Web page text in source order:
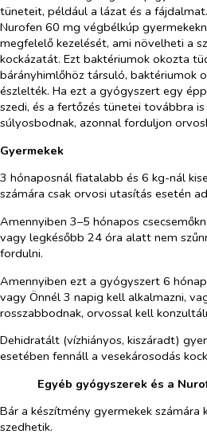
tüneteit, például a lázat és a
Nurofen 60 mg végbélkúp
megfelelő kezelését, ami növelheti a
kockázatát. Ezt baktériumok okozta
bárányhimlőhöz társuló, baktériumok
észlelték. Ha ezt a gyógyszert egy
szedi, és a fertőzés tünetei továbbra
súlyosbodnak, azonnal forduljon
Gyermekek
3 hónaposnál fiatalabb és 6 kg-nál
számára csak orvosi utasítás esetén
Amennyiben 3–5 hónapos
vagy legkésőbb 24 óra alatt nem
fordulni.
Amennyiben ezt a gyógyszert 6
vagy Önnél 3 napig kell alkalmazni,
rosszabbodnak, orvossal kell
Dehidratált (vízhiányos, kiszáradt)
esetében fennáll a vesekárosodás
Egyéb gyógyszerek és a
Bár a készítmény gyermekek számára
szedhetik.